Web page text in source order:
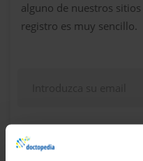
alguno de nuestros
registro es muy sencillo.